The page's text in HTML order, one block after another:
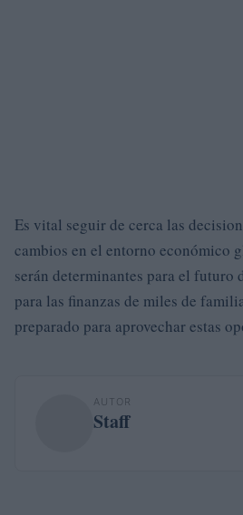
Es vital seguir de cerca las
cambios en el entorno económico
serán determinantes para el futuro
para las finanzas de miles de
preparado para aprovechar estas
AUTOR
Staff